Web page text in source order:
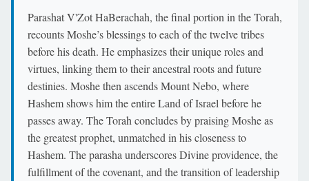
Parashat V'Zot HaBerachah, the final portion in the Torah,
recounts Moshe’s blessings to each of the twelve tribes
before his death. He emphasizes their unique roles and
virtues, linking them to their ancestral roots and future
destinies. Moshe then ascends Mount Nebo, where
Hashem shows him the entire Land of Israel before he
passes away. The Torah concludes by praising Moshe as
the greatest prophet, unmatched in his closeness to
Hashem. The parasha underscores Divine providence, the
fulfillment of the covenant, and the transition of leadership